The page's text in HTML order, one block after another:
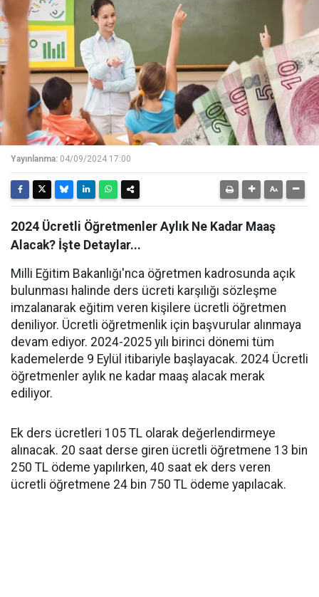
Yayınlanma: 04/09/2024 17:00
2024 Ücretli Öğretmenler Aylık Ne Kadar Maaş
Alacak? İşte Detaylar...
Milli Eğitim Bakanlığı'nca öğretmen kadrosunda açık
bulunması halinde ders ücreti karşılığı sözleşme
imzalanarak eğitim veren kişilere ücretli öğretmen
deniliyor. Ücretli öğretmenlik için başvurular alınmaya
devam ediyor. 2024-2025 yılı birinci dönemi tüm
kademelerde 9 Eylül itibariyle başlayacak. 2024 Ücretli
öğretmenler aylık ne kadar maaş alacak merak
ediliyor.
Ek ders ücretleri 105 TL olarak değerlendirmeye
alınacak. 20 saat derse giren ücretli öğretmene 13 bin
250 TL ödeme yapılırken, 40 saat ek ders veren
ücretli öğretmene 24 bin 750 TL ödeme yapılacak.